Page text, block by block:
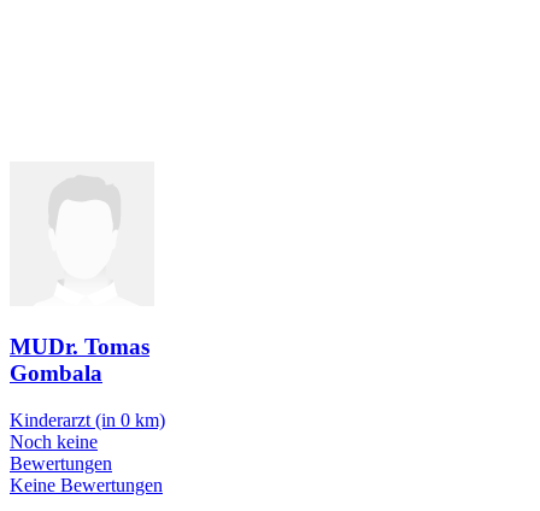
MUDr. Tomas
Gombala
Kinderarzt (in 0 km)
Noch keine
Bewertungen
Keine Bewertungen